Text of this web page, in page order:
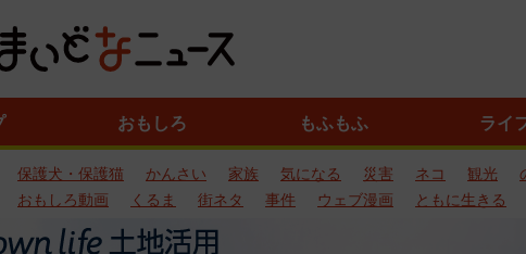
おもしろ もふもふ ライ
保護犬・保護猫 かんさい 家族 気になる 災害 ネコ 観光
おもしろ動画
くるま 街ネタ 事件 ウェブ漫画 ともに生きる